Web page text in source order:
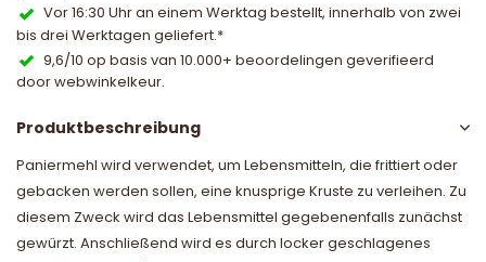
Vor 16:30 Uhr an einem Werktag bestellt, innerhalb von zwei
bis drei Werktagen geliefert.*
9,6/10 op basis van 10.000+ beoordelingen geverifieerd
door webwinkelkeur.
Produktbeschreibung
Paniermehl wird verwendet, um Lebensmitteln, die frittiert oder
gebacken werden sollen, eine knusprige Kruste zu verleihen. Zu
diesem Zweck wird das Lebensmittel gegebenenfalls zunächst
gewürzt. Anschließend wird es durch locker geschlagenes